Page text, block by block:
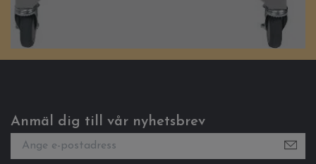
Anmäl dig till vår nyhetsbrev